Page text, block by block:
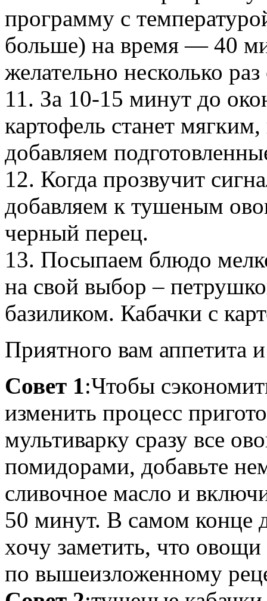
программу с
больше) на время — 40
желательно несколько
11. За 10-15 минут до
картофель станет
добавляем
12. Когда прозвучит
добавляем к тушеным
черный перец.
13. Посыпаем блюдо
на свой выбор –
базиликом. Кабачки с
Приятного вам аппетита
Совет 1:Чтобы
изменить процесс
мультиварку сразу все
помидорами, добавьте
сливочное масло и
50 минут. В самом конце
хочу заметить, что
по вышеизложенному